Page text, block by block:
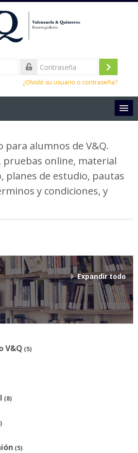
Iniciar
¿Olvidó su usuario o contraseña?
Buscar
cursos
para alumnos de V&Q.
pruebas online, material
planes de estudio, pautas
y condiciones, y
Expandir todo
V&Q (5)
(8)
(5)